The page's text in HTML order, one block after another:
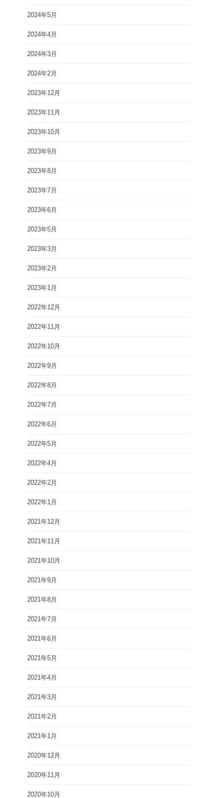
2024年5月
2024年4月
2024年3月
2024年2月
2023年12月
2023年11月
2023年10月
2023年9月
2023年8月
2023年7月
2023年6月
2023年5月
2023年3月
2023年2月
2023年1月
2022年12月
2022年11月
2022年10月
2022年9月
2022年8月
2022年7月
2022年6月
2022年5月
2022年4月
2022年2月
2022年1月
2021年12月
2021年11月
2021年10月
2021年9月
2021年8月
2021年7月
2021年6月
2021年5月
2021年4月
2021年3月
2021年2月
2021年1月
2020年12月
2020年11月
2020年10月